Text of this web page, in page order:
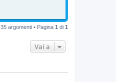
35 argomenti • Pagina 1 di 1
Vai a